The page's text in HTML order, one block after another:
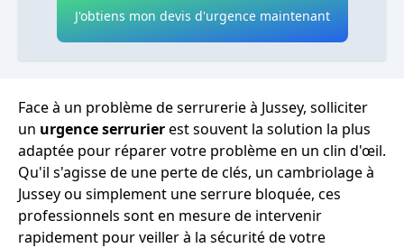
J'obtiens mon devis d'urgence maintenant
Face à un problème de serrurerie à Jussey, solliciter
un urgence serrurierest souvent la solution la plus
adaptée pour réparer votre problème en un clin d'œil.
Qu'il s'agisse de une perte de clés, un cambriolage à
Jussey ou simplement une serrure bloquée, ces
professionnels sont en mesure de intervenir
rapidement pour veiller à la sécurité de votre